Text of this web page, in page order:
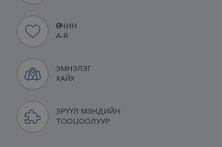
ӨВЧИН
А-Я
ЭМНЭЛЭГ
ХАЙХ
ЭРҮҮЛ МЭНДИЙН
ТООЦООЛУУР